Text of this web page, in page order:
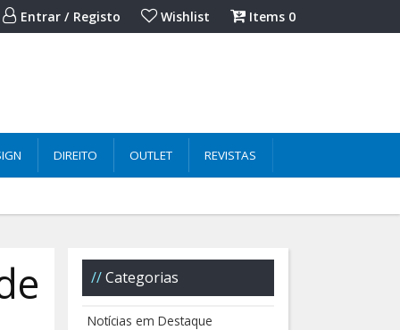
Entrar / Registo Wishlist Items 0
DIREITO OUTLET REVISTAS
Categorias
Notícias em Destaque